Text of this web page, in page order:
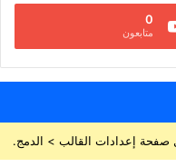
0
متابعون